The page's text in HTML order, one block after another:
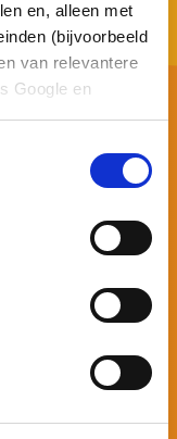
en, alleen met
(bijvoorbeeld
van relevantere
Google en